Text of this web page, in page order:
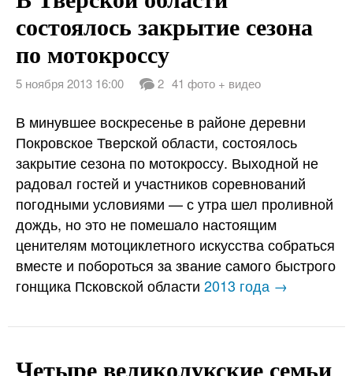
состоялось закрытие сезона
по мотокроссу
5 ноября 2013 16:00 2 41 фото + видео
В минувшее воскресенье в районе деревни
Покровское Тверской области, состоялось
закрытие сезона по мотокроссу. Выходной не
радовал гостей и участников соревнований
погодными условиями — с утра шел проливной
дождь, но это не помешало настоящим
ценителям мотоциклетного искусства собраться
вместе и побороться за звание самого быстрого
гонщика Псковской области 2013 года →
Четыре великолукские семьи